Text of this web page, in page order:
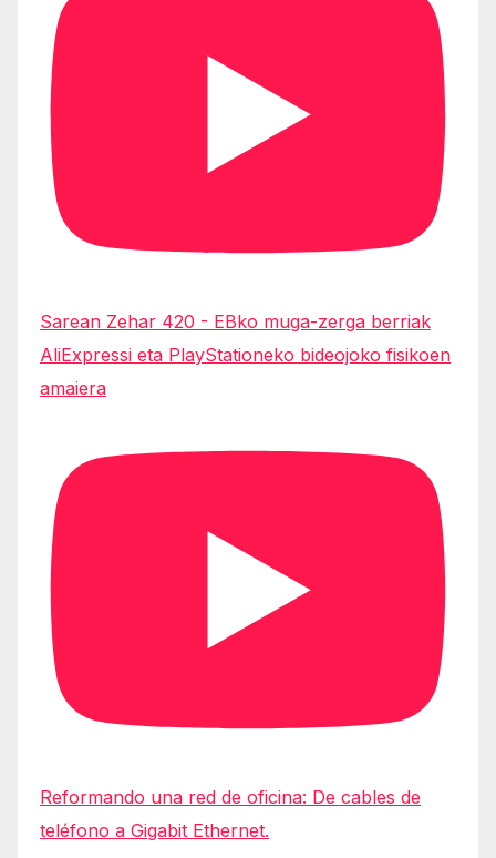
Sarean Zehar 420 - EBko muga-zerga berriak
AliExpressi eta PlayStationeko bideojoko fisikoen
amaiera
Reformando una red de oficina: De cables de
teléfono a Gigabit Ethernet.